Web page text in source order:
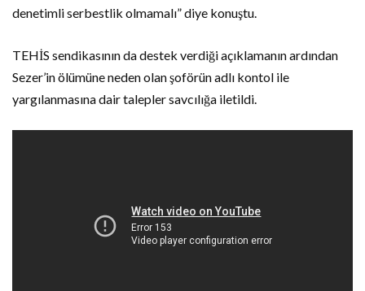
denetimli serbestlik olmamalı” diye konuştu.
TEHİS sendikasının da destek verdiği açıklamanın ardından
Sezer’in ölümüne neden olan şoförün adlı kontol ile
yargılanmasına dair talepler savcılığa iletildi.